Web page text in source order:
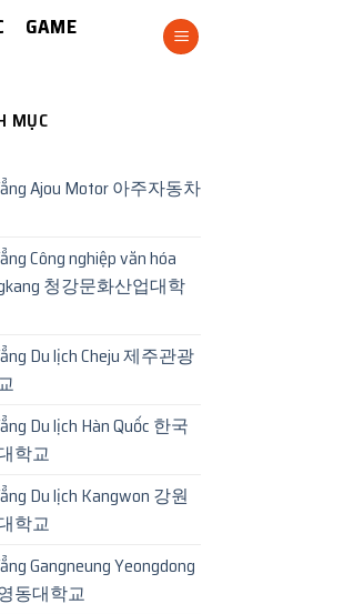
GAME
MỤC
Ajou Motor 아주자동차
Công nghiệp văn hóa
청강문화산업대학
Du lịch Cheju 제주관광
Du lịch Hàn Quốc 한국
학교
Du lịch Kangwon 강원
학교
Gangneung Yeongdong
동대학교